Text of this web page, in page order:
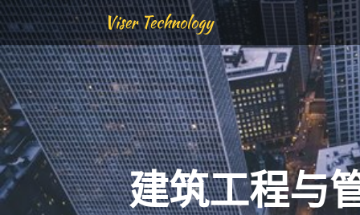
Viser Technology
建筑工程与